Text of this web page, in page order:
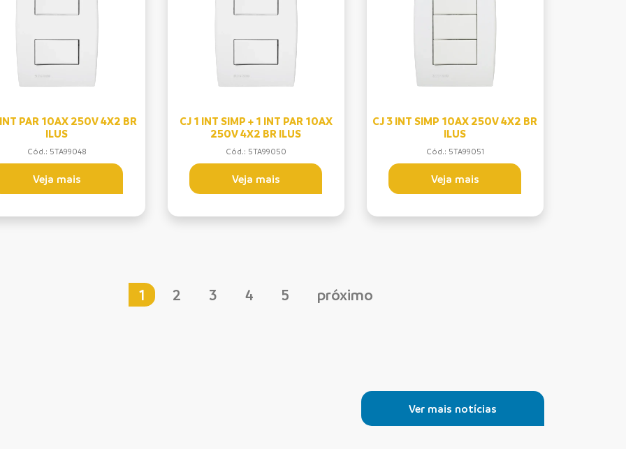
PAR 10AX 250V 4X2 BR
ILUS
Cód.: 5TA99048
Veja mais
CJ 1 INT SIMP + 1 INT PAR 10AX
250V 4X2 BR ILUS
Cód.: 5TA99050
Veja mais
CJ 3 INT SIMP 10AX 250V 4X2 BR
ILUS
Cód.: 5TA99051
Veja mais
1 2 3 4 5 próximo
Ver mais notícias